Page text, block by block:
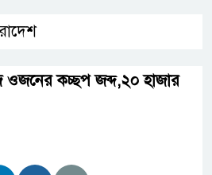
কই মাছে
ওজনের কচ্ছপ জব্দ,২০ হাজার